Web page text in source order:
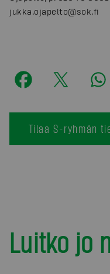
jukka.ojapelto@sok.fi
Tilaa S-ryhmän
Luitko jo